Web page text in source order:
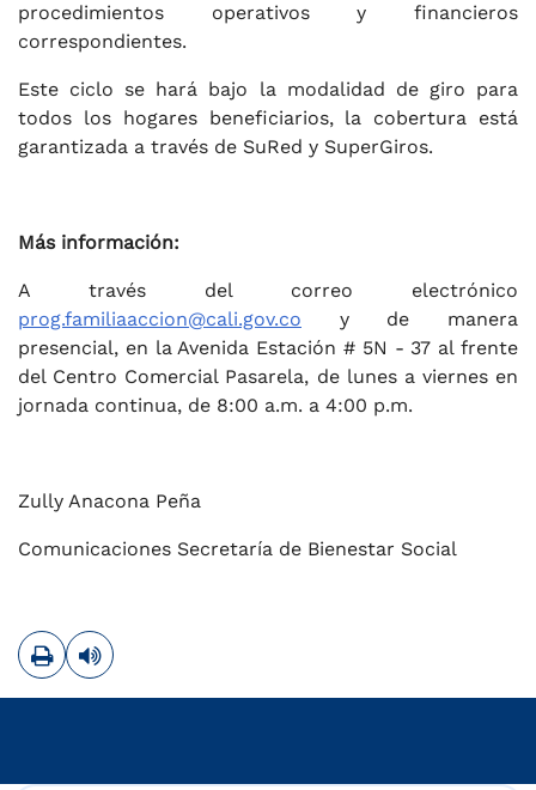
procedimientos operativos y financieros
correspondientes.
Este ciclo se hará bajo la modalidad de giro para
todos los hogares beneficiarios, la cobertura está
garantizada a través de SuRed y SuperGiros.
Más información:
A través del correo electrónico
prog.familiaaccion@cali.gov.co y de manera
presencial, en la Avenida Estación # 5N - 37 al frente
del Centro Comercial Pasarela, de lunes a viernes en
jornada continua, de 8:00 a.m. a 4:00 p.m.
Zully Anacona Peña
Comunicaciones Secretaría de Bienestar Social
ImprimirLeer contenido